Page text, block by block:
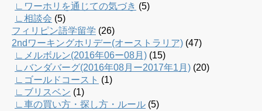
∟ワーホリを通じての気づき (5)
∟相談会 (5)
フィリピン語学留学 (26)
2ndワーキングホリデー(オーストラリア) (47)
∟メルボルン(2016年06ー08月) (15)
∟バンダバーグ(2016年08月ー2017年1月) (20)
∟ゴールドコースト (1)
∟ブリスベン (1)
∟車の買い方・探し方・ルール (5)